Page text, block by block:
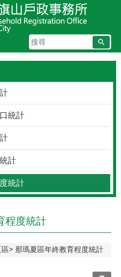
搜
尋
統計
計
統計
程度統計
那瑪夏區年終教育程度統計